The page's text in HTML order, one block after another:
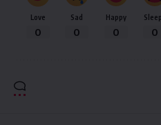
Love
0
Sad
0
Happy
0 0